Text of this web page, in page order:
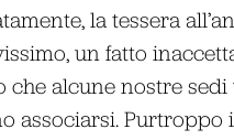
la tessera
un fatto
che alcune nostre
associarsi.